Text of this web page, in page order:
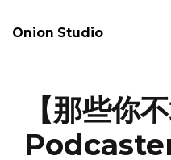
Onion Studio
【那些你
Podcaster